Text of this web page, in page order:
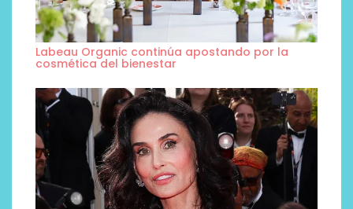
Labeau Organic continúa apostando por la
cosmética del bienestar